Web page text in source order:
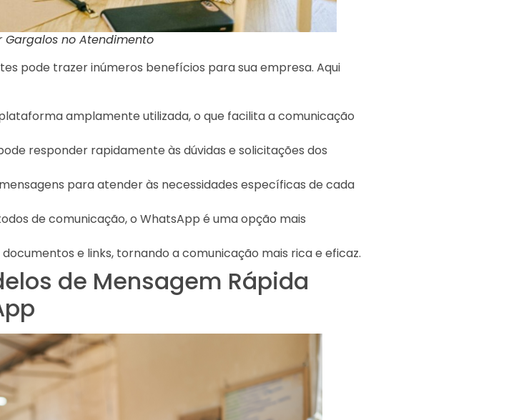
Gargalos no Atendimento
pode trazer inúmeros benefícios para sua empresa. Aqui
amplamente utilizada, o que facilita a comunicação
responder rapidamente às dúvidas e solicitações dos
para atender às necessidades específicas de cada
de comunicação, o WhatsApp é uma opção mais
e links, tornando a comunicação mais rica e eficaz.
de Mensagem Rápida